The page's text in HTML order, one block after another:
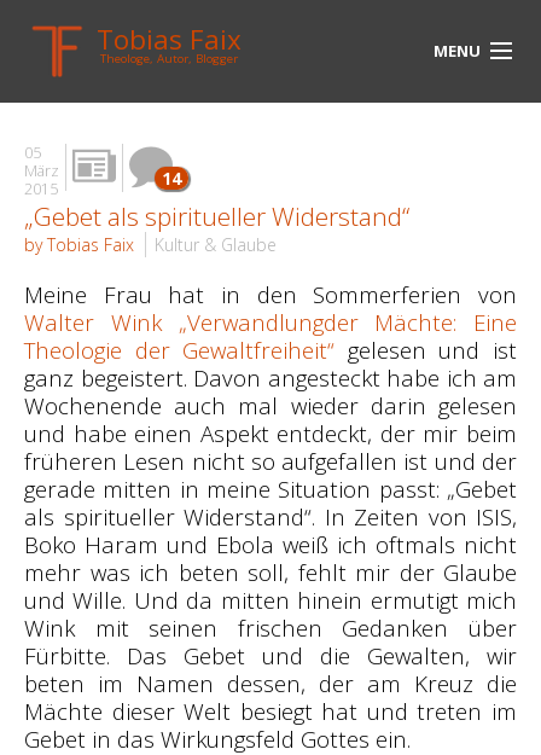
Tobias Faix
Theologe, Autor, Blogger MENU
HOME
BLOG
BIOGRAPHIE
UNTERWEGS
MEDIEN
KONTAKT
LINKS
05
März
2015
14
„Gebet als spiritueller Widerstand“
by Tobias Faix Kultur & Glaube
Meine Frau hat in den Sommerferien von
Walter Wink „Verwandlungder Mächte: Eine
Theologie der Gewaltfreiheit“ gelesen und ist
ganz begeistert. Davon angesteckt habe ich am
Wochenende auch mal wieder darin gelesen
und habe einen Aspekt entdeckt, der mir beim
früheren Lesen nicht so aufgefallen ist und der
gerade mitten in meine Situation passt: „Gebet
als spiritueller Widerstand“. In Zeiten von ISIS,
Boko Haram und Ebola weiß ich oftmals nicht
mehr was ich beten soll, fehlt mir der Glaube
und Wille. Und da mitten hinein ermutigt mich
Wink mit seinen frischen Gedanken über
Fürbitte. Das Gebet und die Gewalten, wir
beten im Namen dessen, der am Kreuz die
Mächte dieser Welt besiegt hat und treten im
Gebet in das Wirkungsfeld Gottes ein.